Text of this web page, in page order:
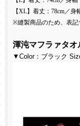
【XL】着丈： 78cm／身
※縫製商品のため、表記
渾沌マフラァタ
▼Color：ブラック